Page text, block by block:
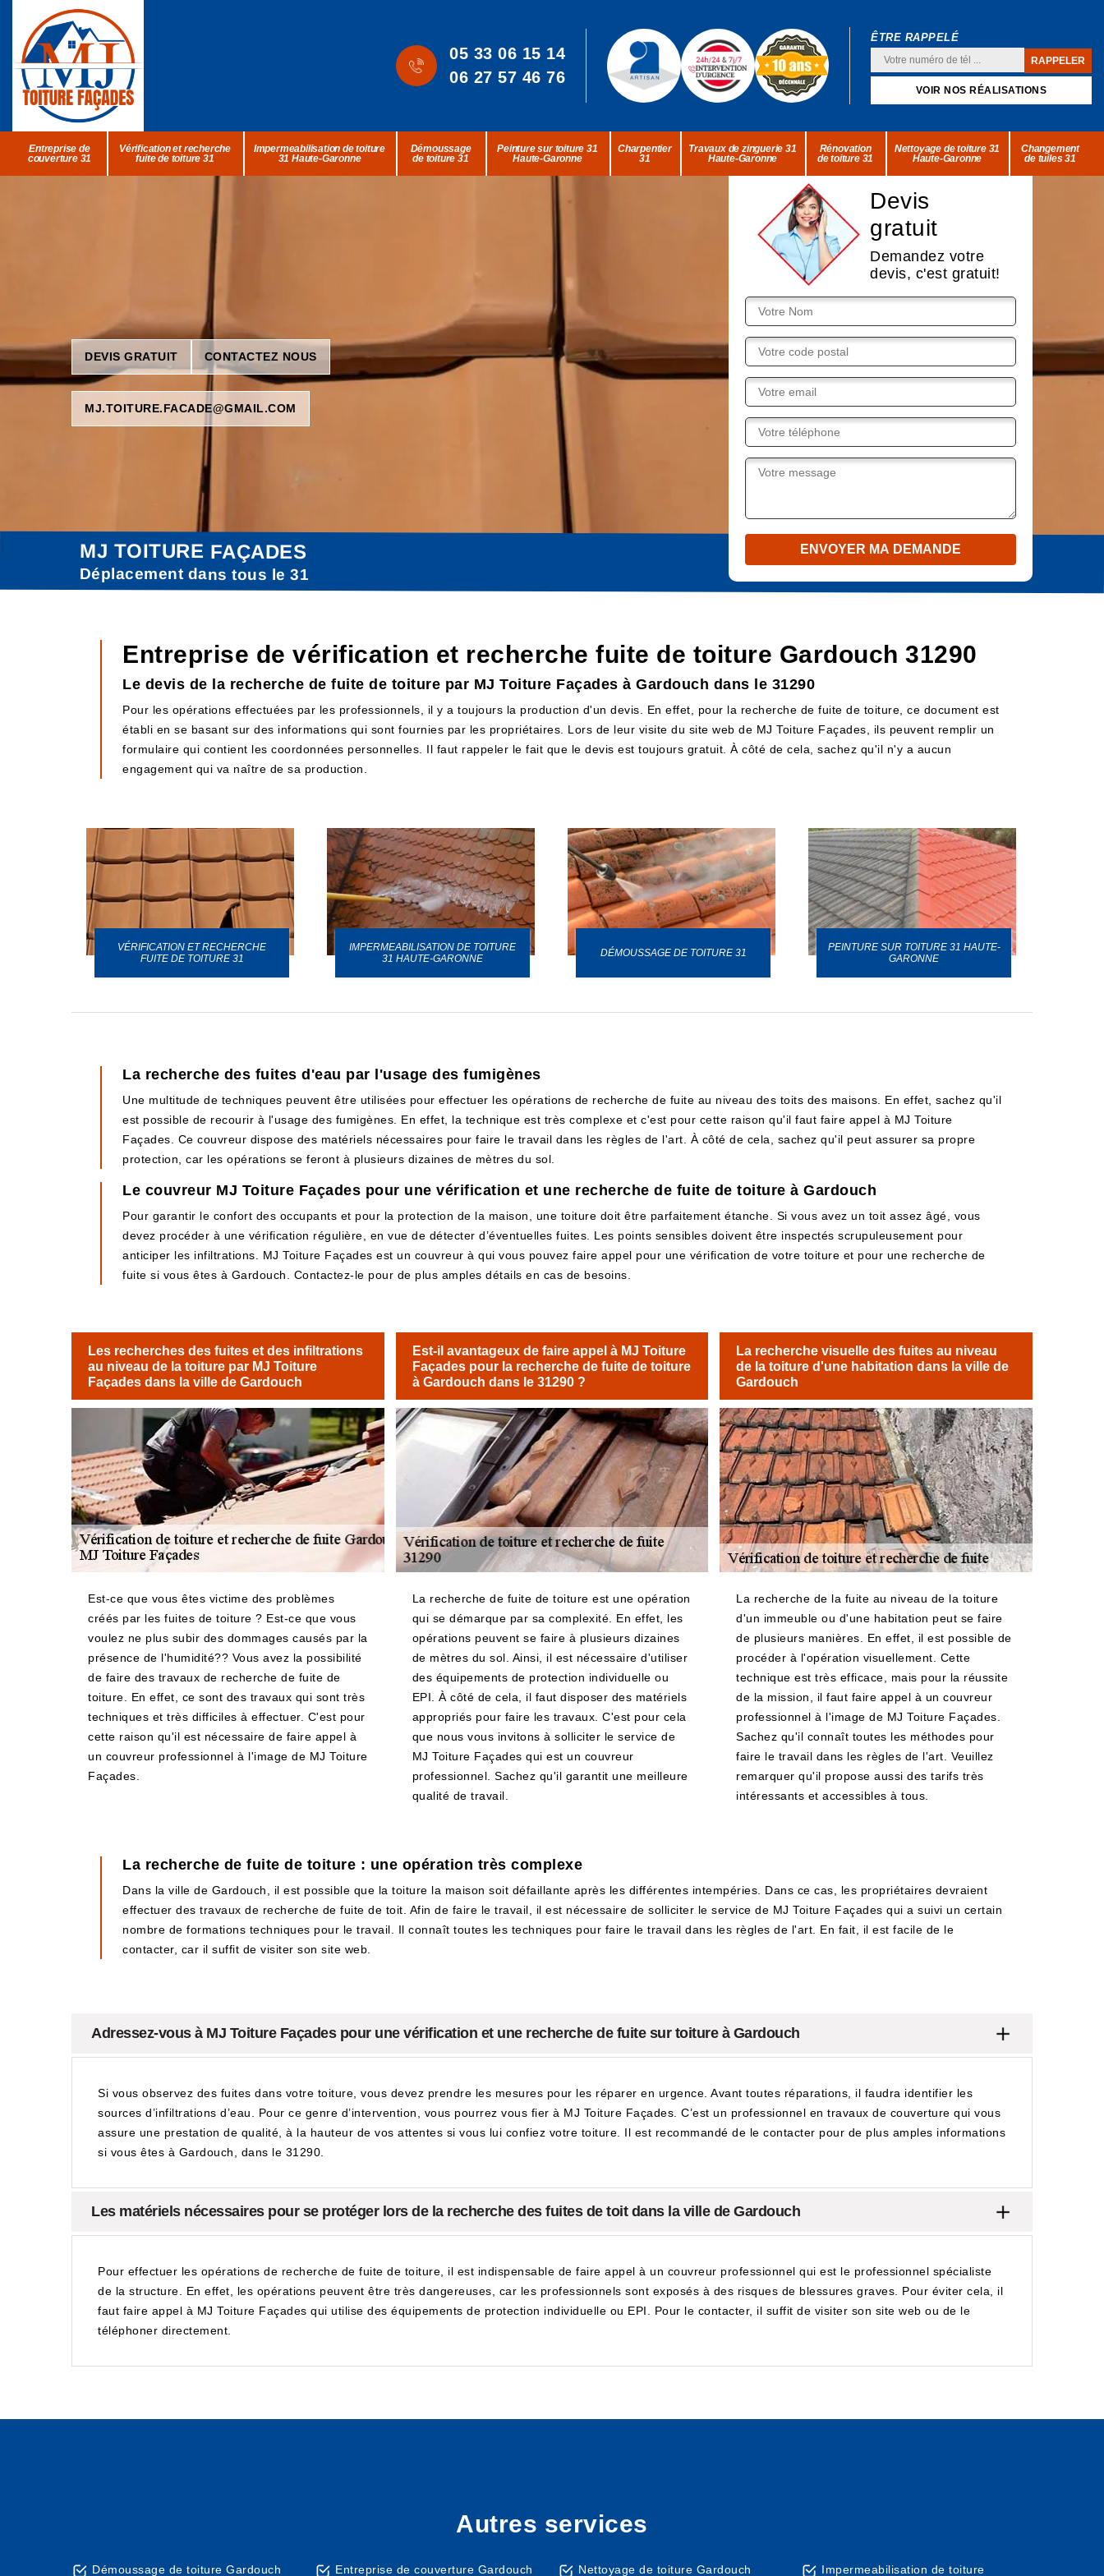
05 33 06 15 14
06 27 57 46 76
ÊTRE RAPPELÉ
VOIR NOS RÉALISATIONS
Entreprise de
couverture 31
Vérification et recherche
fuite de toiture 31
Impermeabilisation de toiture
31 Haute-Garonne
Démoussage
de toiture 31
Peinture sur toiture 31
Haute-Garonne
Charpentier
31
Travaux de zinguerie 31
Haute-Garonne
Rénovation
de toiture 31
Nettoyage de toiture 31
Haute-Garonne
Changement
de tuiles 31
DEVIS GRATUIT CONTACTEZ NOUS
MJ.TOITURE.FACADE@GMAIL.COM
Devis
gratuit
Demandez votre
devis, c'est gratuit!
MJ TOITURE FAÇADES
Déplacement dans tous le 31
Entreprise de vérification et recherche fuite de toiture Gardouch 31290
Le devis de la recherche de fuite de toiture par MJ Toiture Façades à Gardouch dans le 31290
Pour les opérations effectuées par les professionnels, il y a toujours la production d'un devis. En effet, pour la recherche de fuite de toiture, ce document est
établi en se basant sur des informations qui sont fournies par les propriétaires. Lors de leur visite du site web de MJ Toiture Façades, ils peuvent remplir un
formulaire qui contient les coordonnées personnelles. Il faut rappeler le fait que le devis est toujours gratuit. À côté de cela, sachez qu'il n'y a aucun
engagement qui va naître de sa production.
VÉRIFICATION ET RECHERCHE
FUITE DE TOITURE 31
IMPERMEABILISATION DE TOITURE
31 HAUTE-GARONNE
DÉMOUSSAGE DE TOITURE 31
PEINTURE SUR TOITURE 31 HAUTE-
GARONNE
La recherche des fuites d'eau par l'usage des fumigènes
Une multitude de techniques peuvent être utilisées pour effectuer les opérations de recherche de fuite au niveau des toits des maisons. En effet, sachez qu'il
est possible de recourir à l'usage des fumigènes. En effet, la technique est très complexe et c'est pour cette raison qu'il faut faire appel à MJ Toiture
Façades. Ce couvreur dispose des matériels nécessaires pour faire le travail dans les règles de l'art. À côté de cela, sachez qu'il peut assurer sa propre
protection, car les opérations se feront à plusieurs dizaines de mètres du sol.
Le couvreur MJ Toiture Façades pour une vérification et une recherche de fuite de toiture à Gardouch
Pour garantir le confort des occupants et pour la protection de la maison, une toiture doit être parfaitement étanche. Si vous avez un toit assez âgé, vous
devez procéder à une vérification régulière, en vue de détecter d’éventuelles fuites. Les points sensibles doivent être inspectés scrupuleusement pour
anticiper les infiltrations. MJ Toiture Façades est un couvreur à qui vous pouvez faire appel pour une vérification de votre toiture et pour une recherche de
fuite si vous êtes à Gardouch. Contactez-le pour de plus amples détails en cas de besoins.
Les recherches des fuites et des infiltrations
au niveau de la toiture par MJ Toiture
Façades dans la ville de Gardouch
Est-ce que vous êtes victime des problèmes
créés par les fuites de toiture ? Est-ce que vous
voulez ne plus subir des dommages causés par la
présence de l'humidité?? Vous avez la possibilité
de faire des travaux de recherche de fuite de
toiture. En effet, ce sont des travaux qui sont très
techniques et très difficiles à effectuer. C'est pour
cette raison qu'il est nécessaire de faire appel à
un couvreur professionnel à l'image de MJ Toiture
Façades.
Est-il avantageux de faire appel à MJ Toiture
Façades pour la recherche de fuite de toiture
à Gardouch dans le 31290 ?
La recherche de fuite de toiture est une opération
qui se démarque par sa complexité. En effet, les
opérations peuvent se faire à plusieurs dizaines
de mètres du sol. Ainsi, il est nécessaire d'utiliser
des équipements de protection individuelle ou
EPI. À côté de cela, il faut disposer des matériels
appropriés pour faire les travaux. C'est pour cela
que nous vous invitons à solliciter le service de
MJ Toiture Façades qui est un couvreur
professionnel. Sachez qu'il garantit une meilleure
qualité de travail.
La recherche visuelle des fuites au niveau
de la toiture d'une habitation dans la ville de
Gardouch
La recherche de la fuite au niveau de la toiture
d'un immeuble ou d'une habitation peut se faire
de plusieurs manières. En effet, il est possible de
procéder à l'opération visuellement. Cette
technique est très efficace, mais pour la réussite
de la mission, il faut faire appel à un couvreur
professionnel à l'image de MJ Toiture Façades.
Sachez qu'il connaît toutes les méthodes pour
faire le travail dans les règles de l'art. Veuillez
remarquer qu'il propose aussi des tarifs très
intéressants et accessibles à tous.
La recherche de fuite de toiture : une opération très complexe
Dans la ville de Gardouch, il est possible que la toiture la maison soit défaillante après les différentes intempéries. Dans ce cas, les propriétaires devraient
effectuer des travaux de recherche de fuite de toit. Afin de faire le travail, il est nécessaire de solliciter le service de MJ Toiture Façades qui a suivi un certain
nombre de formations techniques pour le travail. Il connaît toutes les techniques pour faire le travail dans les règles de l'art. En fait, il est facile de le
contacter, car il suffit de visiter son site web.
Adressez-vous à MJ Toiture Façades pour une vérification et une recherche de fuite sur toiture à Gardouch
Si vous observez des fuites dans votre toiture, vous devez prendre les mesures pour les réparer en urgence. Avant toutes réparations, il faudra identifier les
sources d’infiltrations d’eau. Pour ce genre d’intervention, vous pourrez vous fier à MJ Toiture Façades. C’est un professionnel en travaux de couverture qui vous
assure une prestation de qualité, à la hauteur de vos attentes si vous lui confiez votre toiture. Il est recommandé de le contacter pour de plus amples informations
si vous êtes à Gardouch, dans le 31290.
Les matériels nécessaires pour se protéger lors de la recherche des fuites de toit dans la ville de Gardouch
Pour effectuer les opérations de recherche de fuite de toiture, il est indispensable de faire appel à un couvreur professionnel qui est le professionnel spécialiste
de la structure. En effet, les opérations peuvent être très dangereuses, car les professionnels sont exposés à des risques de blessures graves. Pour éviter cela, il
faut faire appel à MJ Toiture Façades qui utilise des équipements de protection individuelle ou EPI. Pour le contacter, il suffit de visiter son site web ou de le
téléphoner directement.
Autres services
Démoussage de toiture Gardouch Entreprise de couverture Gardouch Nettoyage de toiture Gardouch Impermeabilisation de toiture